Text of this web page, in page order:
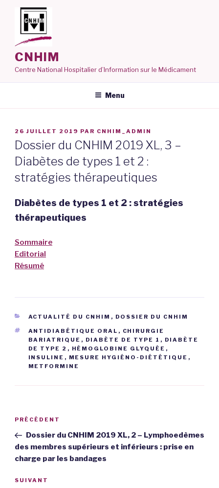
contenu
principal
CNHIM
Centre National Hospitalier d’Information sur le Médicament
Menu
PUBLIÉ
LE
26 JUILLET 2019 PAR CNHIM_ADMIN
Dossier du CNHIM 2019 XL, 3 –
Diabètes de types 1 et 2 :
stratégies thérapeutiques
Diabètes de types 1 et 2 : stratégies
thérapeutiques
Sommaire
Editorial
Résumé
CATÉGORIES
ACTUALITÉ DU CNHIM , DOSSIER DU CNHIM
ÉTIQUETTES
ANTIDIABÉTIQUE ORAL , CHIRURGIE
BARIATRIQUE , DIABÈTE DE TYPE 1 , DIABÈTE
DE TYPE 2 , HÉMOGLOBINE GLYQUÉE ,
INSULINE , MESURE HYGIÉNO-DIÉTÉTIQUE ,
METFORMINE
Navigation
l’article
Article
précédent
PRÉCÉDENT
Dossier du CNHIM 2019 XL, 2 – Lymphoedèmes
des membres supérieurs et inférieurs : prise en
charge par les bandages
Article
SUIVANT